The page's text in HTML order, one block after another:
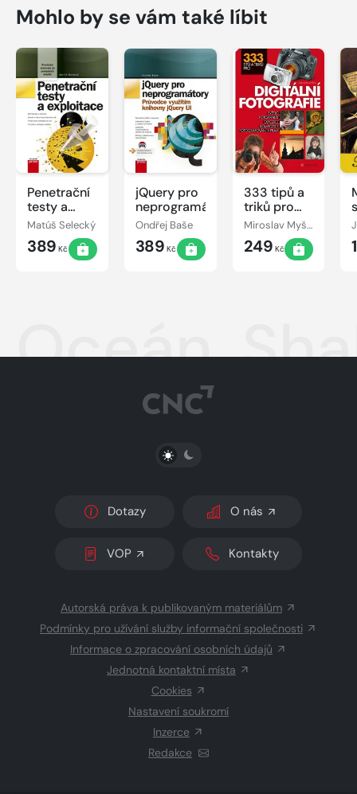
Mohlo by se vám také líbit
Penetrační
testy a
exploitace
Matúš Selecký
389 Kč
jQuery pro
neprogramátory
Ondřej Baše
389 Kč
333 tipů a
triků pro
digitální
fotografii
Miroslav Myška
249 Kč
Oceán,
PŘEPNOUT SVĚTLÝ/TMAVÝ REŽIM
Dotazy O nás
VOP Kontakty
Autorská práva k publikovaným materiálům
Podmínky pro užívání služby informační společnosti
Informace o zpracování osobních údajů
Jednotná kontaktní místa
Cookies
Nastavení soukromí
Inzerce
Redakce